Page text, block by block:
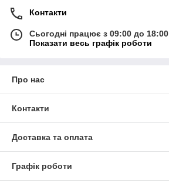
Контакти
Сьогодні працює з 09:00 до 18:00
Показати весь графік роботи
Про нас
Контакти
Доставка та оплата
Графік роботи